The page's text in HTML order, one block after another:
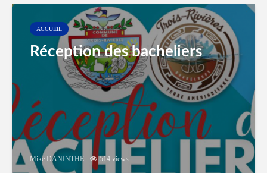
ACCUEIL
Réception des bacheliers
Mike DANINTHE 514 views